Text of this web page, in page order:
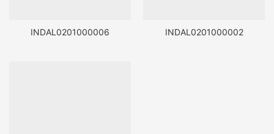
INDAL0201000006 INDAL0201000002